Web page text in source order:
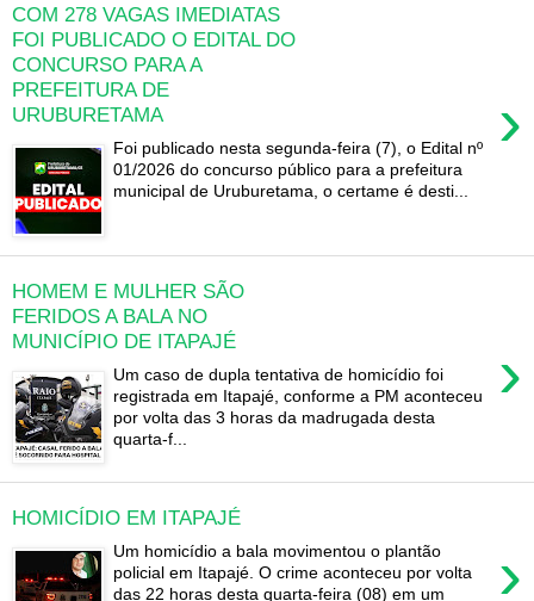
COM 278 VAGAS IMEDIATAS
FOI PUBLICADO O EDITAL DO
CONCURSO PARA A
PREFEITURA DE
URUBURETAMA
›
Foi publicado nesta segunda-feira (7), o Edital nº
01/2026 do concurso público para a prefeitura
municipal de Uruburetama, o certame é desti...
HOMEM E MULHER SÃO
FERIDOS A BALA NO
MUNICÍPIO DE ITAPAJÉ
›
Um caso de dupla tentativa de homicídio foi
registrada em Itapajé, conforme a PM aconteceu
por volta das 3 horas da madrugada desta
quarta-f...
HOMICÍDIO EM ITAPAJÉ
›
Um homicídio a bala movimentou o plantão
policial em Itapajé. O crime aconteceu por volta
das 22 horas desta quarta-feira (08) em um